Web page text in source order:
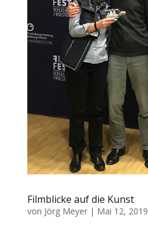
Filmblicke auf die Kunst
von Jörg Meyer| Mai 12, 2019